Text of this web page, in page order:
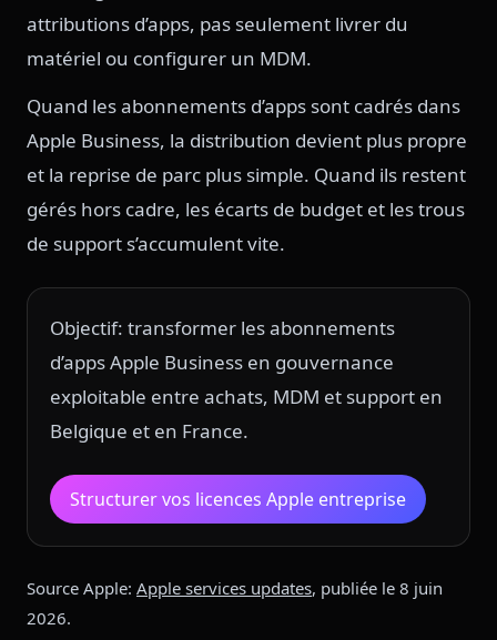
attributions d’apps, pas seulement livrer du
matériel ou configurer un MDM.
Quand les abonnements d’apps sont cadrés dans
Apple Business, la distribution devient plus propre
et la reprise de parc plus simple. Quand ils restent
gérés hors cadre, les écarts de budget et les trous
de support s’accumulent vite.
Objectif: transformer les abonnements
d’apps Apple Business en gouvernance
exploitable entre achats, MDM et support en
Belgique et en France.
Structurer vos licences Apple entreprise
Source Apple: Apple services updates, publiée le 8 juin
2026.